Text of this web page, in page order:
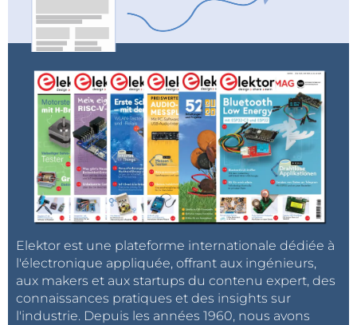
Elektor est une plateforme internationale dédiée à
l'électronique appliquée, offrant aux ingénieurs,
aux makers et aux startups du contenu expert, des
connaissances pratiques et des insights sur
l'industrie. Depuis les années 1960, nous avons